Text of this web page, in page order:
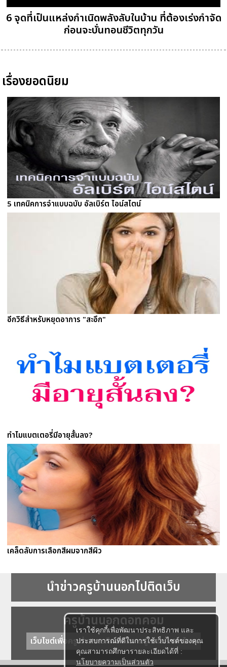
เราใช้คุกกี้เพื่อพัฒนาประสิทธิภาพ และ
ประสบการณ์ที่ดีในการใช้เว็บไซต์ของคุณ
คุณสามารถศึกษารายละเอียดได้ที่ :
นโยบายความเป็นส่วนตัว
6 จุดที่เป็นแหล่งกำเนิดพลังลับในบ้าน ที่ต้องเร่งกำจัด
ก่อนจะบั่นทอนชีวิตทุกวัน
เรื่องยอดนิยม
5 เทคนิคการจำแบบฉบับ อัลเบิร์ต ไอน์สไตน์
อีกวิธีสำหรับหยุดอาการ "สะอึก"
ทำไมแบตเตอรี่มีอายุสั้นลง?
เคล็ดลับการเลือกสีผมจากสีผิว
นำข่าวครูบ้านนอกไปติดเว็บ
ครูบ้านนอกดอทคอม
เว็บไซต์เพื่อครู ข่าวการศึกษา ความรู้ การศึกษาไทย